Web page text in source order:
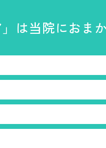
は当院におま